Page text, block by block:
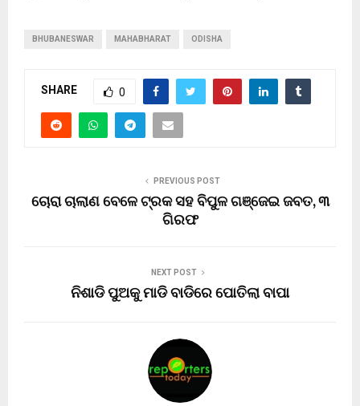
BHUBANESWAR MAHABHARAT ODISHA
SHARE 0
PREVIOUS POST
ଚୋରା ଚାଲାଣ ବେଳେ ଟ୍ରକ ସହ ବିପୁଳ ଗଞ୍ଜେଇ ଜବତ, ୩
ଗିରଫ
NEXT POST
ନିଶାଡି ପୁଅକୁ ମାଡି ବାଡିରେ ପୋତିଲା ବାପା